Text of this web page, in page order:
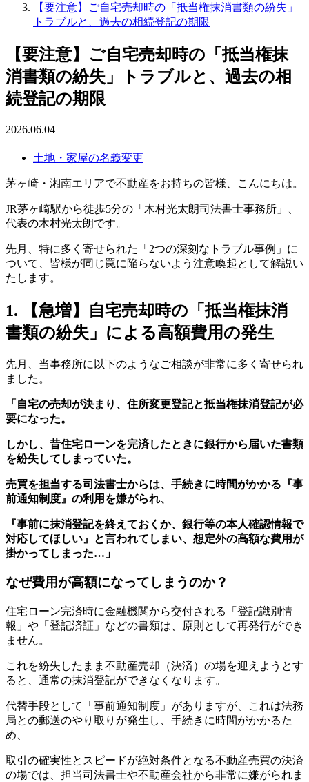
【要注意】ご自宅売却時の「抵当権抹消書類の紛失」
トラブルと、過去の相続登記の期限
【要注意】ご自宅売却時の「抵当権抹
消書類の紛失」トラブルと、過去の相
続登記の期限
2026.06.04
土地・家屋の名義変更
茅ヶ崎・湘南エリアで不動産をお持ちの皆様、こんにちは。
JR茅ヶ崎駅から徒歩5分の「木村光太朗司法書士事務所」、
代表の木村光太朗です。
先月、特に多く寄せられた「2つの深刻なトラブル事例」に
ついて、皆様が同じ罠に陥らないよう注意喚起として解説い
たします。
1. 【急増】自宅売却時の「抵当権抹消
書類の紛失」による高額費用の発生
先月、当事務所に以下のようなご相談が非常に多く寄せられ
ました。
「自宅の売却が決まり、住所変更登記と抵当権抹消登記が必
要になった。
しかし、昔住宅ローンを完済したときに銀行から届いた書類
を紛失してしまっていた。
売買を担当する司法書士からは、手続きに時間がかかる『事
前通知制度』の利用を嫌がられ、
『事前に抹消登記を終えておくか、銀行等の本人確認情報で
対応してほしい』と言われてしまい、想定外の高額な費用が
掛かってしまった…」
なぜ費用が高額になってしまうのか？
住宅ローン完済時に金融機関から交付される「登記識別情
報」や「登記済証」などの書類は、原則として再発行ができ
ません。
これを紛失したまま不動産売却（決済）の場を迎えようとす
ると、通常の抹消登記ができなくなります。
代替手段として「事前通知制度」がありますが、これは法務
局との郵送のやり取りが発生し、手続きに時間がかかるた
め、
取引の確実性とスピードが絶対条件となる不動産売買の決済
の場では、担当司法書士や不動産会社から非常に嫌がられま